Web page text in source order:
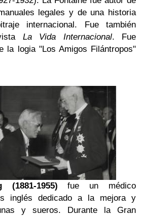
legales y de una historia
internacional. Fue también
La Vida Internacional. Fue
la logia "Los Amigos Filántropos"
(1881-1955) fue un médico
inglés dedicado a la mejora y
y sueros. Durante la Gran